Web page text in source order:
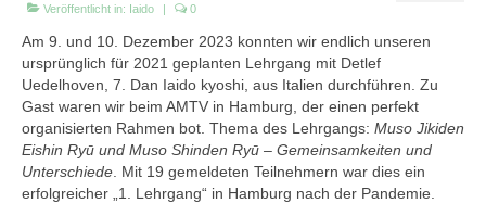
Vereine
Galerien
Kontakt
Veröffentlicht in: Iaido | 0
Am 9. und 10. Dezember 2023 konnten wir endlich unseren
ursprünglich für 2021 geplanten Lehrgang mit Detlef
Uedelhoven, 7. Dan Iaido kyoshi, aus Italien durchführen. Zu
Gast waren wir beim AMTV in Hamburg, der einen perfekt
organisierten Rahmen bot. Thema des Lehrgangs: Muso Jikiden
Eishin Ryū und Muso Shinden Ryū – Gemeinsamkeiten und
Unterschiede . Mit 19 gemeldeten Teilnehmern war dies ein
erfolgreicher „1. Lehrgang“ in Hamburg nach der Pandemie.